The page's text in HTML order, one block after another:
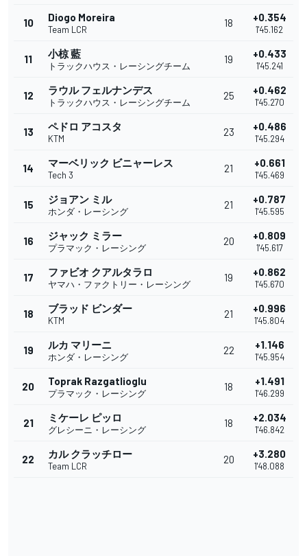
10 Diogo Moreira
Team LCR
18 +0.354
1'45.162
11 小椋 藍
トラックハウス・レーシングチーム
19 +0.433
1'45.241
12 ラウル フェルナンデス
トラックハウス・レーシングチーム
25 +0.462
1'45.270
13 ペドロ アコスタ
KTM
23 +0.486
1'45.294
14 マーベリック ビニャーレス
Tech 3
21 +0.661
1'45.469
15 ジョアン ミル
ホンダ・レーシング
21 +0.787
1'45.595
16 ジャック ミラー
プラマック・レーシング
20 +0.809
1'45.617
17 ファビオ クアルタラロ
ヤマハ・ファクトリー・レーシング
19 +0.862
1'45.670
18 ブラッド ビンダー
KTM
21 +0.996
1'45.804
19 ルカ マリーニ
ホンダ・レーシング
22 +1.146
1'45.954
20 Toprak Razgatlioglu
プラマック・レーシング
18 +1.491
1'46.299
21 ミケーレ ピッロ
グレシーニ・レーシング
18 +2.034
1'46.842
22 カル クラッチロー
Team LCR
20 +3.280
1'48.088